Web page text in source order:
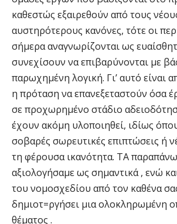
καθεστώς εξαιρεθούν από τους
αυστηρότερους κανόνες, τότε οι
σήμερα αναγνωρίζονται ως
συνεχίσουν να επιβαρύνονται με
παρωχημένη λογική. Γι’ αυτό είναι
η πρόταση να επανεξεταστούν όσα
σε προχωρημένο στάδιο
έχουν ακόμη υλοποιηθεί, ιδίως
σοβαρές σωρευτικές επιπτώσεις ή
τη φέρουσα ικανότητα. ΤΑ
αξιολογήσαμε ως σημαντικά , ενώ
του νομοσχεδίου από τον καθένα
δημιοτ=ργήσει μια ολοκληρωμένη
θέματος .